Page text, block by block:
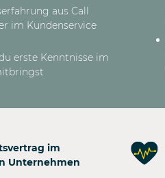
aus Call
im Kundenservice
erste Kenntnisse im
im
Unternehmen